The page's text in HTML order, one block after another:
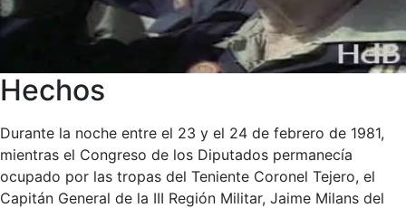
Hechos
Durante la noche entre el 23 y el 24 de febrero de 1981,
mientras el Congreso de los Diputados permanecía
ocupado por las tropas del Teniente Coronel Tejero, el
Capitán General de la III Región Militar, Jaime Milans del